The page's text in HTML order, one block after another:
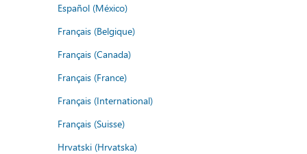
Español (México)
Français (Belgique)
Français (Canada)
Français (France)
Français (International)
Français (Suisse)
Hrvatski (Hrvatska)